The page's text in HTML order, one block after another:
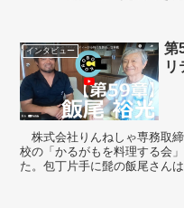
インタビュー
第
リ
株式会社りんねしゃ専務取
校の「かるがもを料理する会
た。包丁片手に髭の飯尾さん